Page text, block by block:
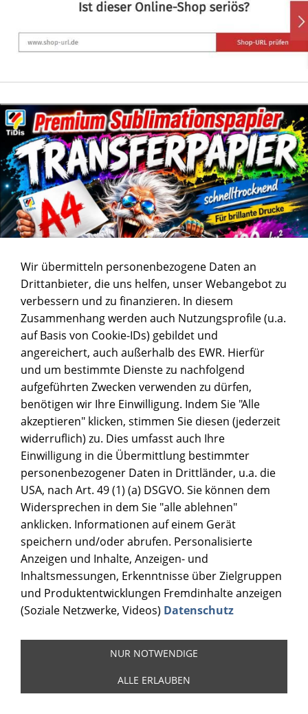
Wir übermitteln personenbezogene Daten an
Drittanbieter, die uns helfen, unser Webangebot zu
verbessern und zu finanzieren. In diesem
Zusammenhang werden auch Nutzungsprofile (u.a.
auf Basis von Cookie-IDs) gebildet und
angereichert, auch außerhalb des EWR. Hierfür
und um bestimmte Dienste zu nachfolgend
aufgeführten Zwecken verwenden zu dürfen,
benötigen wir Ihre Einwilligung. Indem Sie "Alle
akzeptieren" klicken, stimmen Sie diesen (jederzeit
widerruflich) zu. Dies umfasst auch Ihre
Einwilligung in die Übermittlung bestimmter
personenbezogener Daten in Drittländer, u.a. die
USA, nach Art. 49 (1) (a) DSGVO. Sie können dem
Widersprechen in dem Sie "alle ablehnen"
anklicken. Informationen auf einem Gerät
speichern und/oder abrufen. Personalisierte
Anzeigen und Inhalte, Anzeigen- und
Inhaltsmessungen, Erkenntnisse über Zielgruppen
und Produktentwicklungen Fremdinhalte anzeigen
(Soziale Netzwerke, Videos) Datenschutz
NUR NOTWENDIGE
ALLE ERLAUBEN